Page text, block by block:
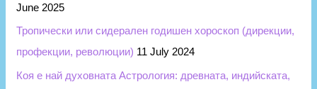
June 2025
Тропически или сидерален годишен хороскоп (дирекции,
профекции, революции) 11 July 2024
Коя е най духовната Астрология: древната, индийската,